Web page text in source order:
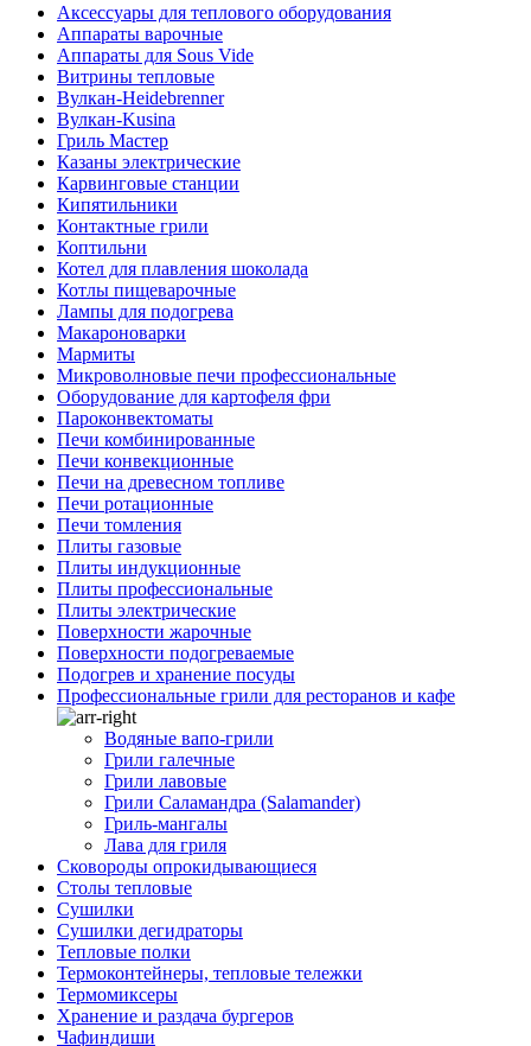
Аксессуары для теплового оборудования
Аппараты варочные
Аппараты для Sous Vide
Витрины тепловые
Вулкан-Heidebrenner
Вулкан-Kusina
Гриль Мастер
Казаны электрические
Карвинговые станции
Кипятильники
Контактные грили
Коптильни
Котел для плавления шоколада
Котлы пищеварочные
Лампы для подогрева
Макароноварки
Мармиты
Микроволновые печи профессиональные
Оборудование для картофеля фри
Пароконвектоматы
Печи комбинированные
Печи конвекционные
Печи на древесном топливе
Печи ротационные
Печи томления
Плиты газовые
Плиты индукционные
Плиты профессиональные
Плиты электрические
Поверхности жарочные
Поверхности подогреваемые
Подогрев и хранение посуды
Профессиональные грили для ресторанов и кафе
Водяные вапо-грили
Грили галечные
Грили лавовые
Грили Саламандра (Salamander)
Гриль-мангалы
Лава для гриля
Сковороды опрокидывающиеся
Столы тепловые
Сушилки
Сушилки дегидраторы
Тепловые полки
Термоконтейнеры, тепловые тележки
Термомиксеры
Хранение и раздача бургеров
Чафиндиши